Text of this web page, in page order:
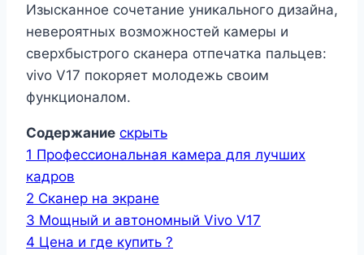
Изысканное сочетание уникального дизайна,
невероятных возможностей камеры и
сверхбыстрого сканера отпечатка пальцев:
vivo V17 покоряет молодежь своим
функционалом.
Содержание скрыть
1 Профессиональная камера для лучших
кадров
2 Сканер на экране
3 Мощный и автономный Vivo V17
4 Цена и где купить ?